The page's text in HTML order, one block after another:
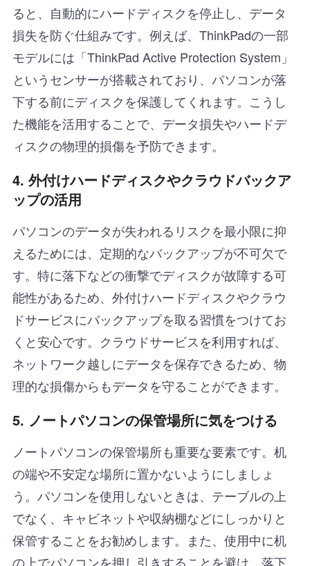
ると、自動的にハードディスクを停止し、データ
損失を防ぐ仕組みです。例えば、ThinkPadの一部
モデルには「ThinkPad Active Protection System」
というセンサーが搭載されており、パソコンが落
下する前にディスクを保護してくれます。こうし
た機能を活用することで、データ損失やハードデ
ィスクの物理的損傷を予防できます。
4. 外付けハードディスクやクラウドバックア
ップの活用
パソコンのデータが失われるリスクを最小限に抑
えるためには、定期的なバックアップが不可欠で
す。特に落下などの衝撃でディスクが故障する可
能性があるため、外付けハードディスクやクラウ
ドサービスにバックアップを取る習慣をつけてお
くと安心です。クラウドサービスを利用すれば、
ネットワーク越しにデータを保存できるため、物
理的な損傷からもデータを守ることができます。
5. ノートパソコンの保管場所に気をつける
ノートパソコンの保管場所も重要な要素です。机
の端や不安定な場所に置かないようにしましょ
う。パソコンを使用しないときは、テーブルの上
でなく、キャビネットや収納棚などにしっかりと
保管することをお勧めします。また、使用中に机
の上でパソコンを押し引きすることを避け、落下